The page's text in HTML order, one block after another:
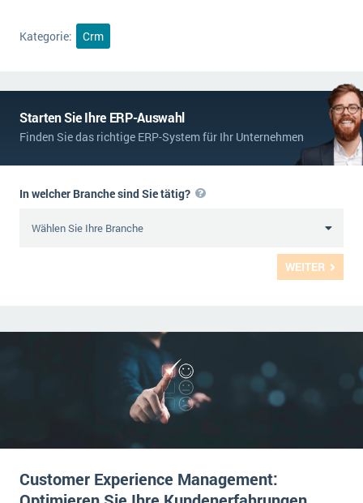
Kategorie: Crm
Starten Sie Ihre ERP-Auswahl
Finden Sie das richtige ERP-System für Ihr Unternehmen
WEITER
In welcher Branche sind Sie tätig?
Customer Experience Management: